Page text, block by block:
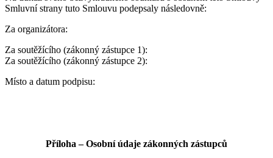
Smluvní strany tuto Smlouvu podepsaly následovně:
Za organizátora:
Za soutěžícího (zákonný zástupce 1):
Za soutěžícího (zákonný zástupce 2):
Místo a datum podpisu:
Příloha – Osobní údaje zákonných zástupců